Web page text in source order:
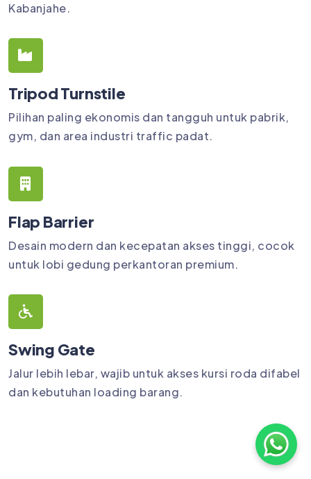
Kabanjahe.
Tripod Turnstile
Pilihan paling ekonomis dan tangguh untuk pabrik,
gym, dan area industri traffic padat.
Flap Barrier
Desain modern dan kecepatan akses tinggi, cocok
untuk lobi gedung perkantoran premium.
Swing Gate
Jalur lebih lebar, wajib untuk akses kursi roda difabel
dan kebutuhan loading barang.